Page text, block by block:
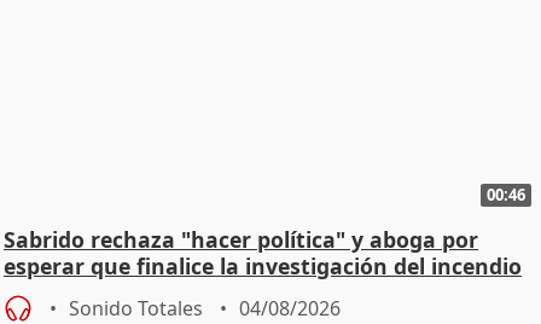
00:46
Sabrido rechaza "hacer política" y aboga por
esperar que finalice la investigación del incendio
Sonido Totales 04/08/2026